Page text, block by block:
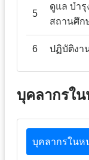
5
ดูแล บำ
สถานศึก
6 ปฏิบัติงา
บุคลากรใ
บุคลากรในห